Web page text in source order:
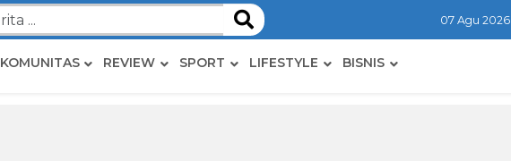
07 Agu 2026
KOMUNITAS REVIEW SPORT LIFESTYLE BISNIS